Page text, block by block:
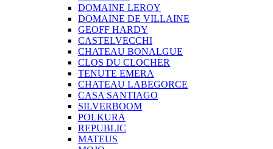
DOMAINE LEROY
DOMAINE DE VILLAINE
GEOFF HARDY
CASTELVECCHI
CHATEAU BONALGUE
CLOS DU CLOCHER
TENUTE EMERA
CHATEAU LABEGORCE
CASA SANTIAGO
SILVERBOOM
POLKURA
REPUBLIC
MATEUS